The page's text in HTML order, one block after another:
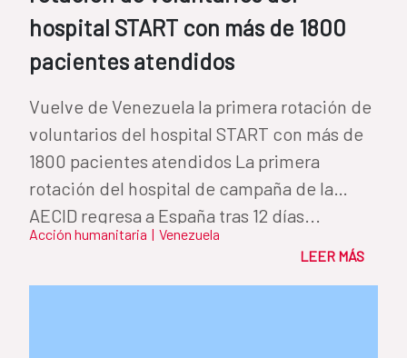
hospital START con más de 1800
pacientes atendidos
Vuelve de Venezuela la primera rotación de
voluntarios del hospital START con más de
1800 pacientes atendidos La primera
rotación del hospital de campaña de la
AECID regresa a España tras 12 días...
Acción humanitaria | Venezuela
LEER MÁS